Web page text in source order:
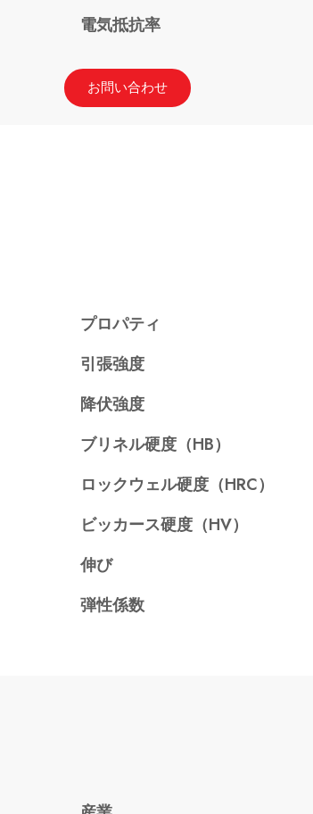
電気抵抗率
お問い合わせ
プロパティ
引張強度
降伏強度
ブリネル硬度（HB）
ロックウェル硬度（HRC）
ビッカース硬度（HV）
伸び
弾性係数